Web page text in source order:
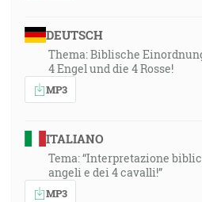
DEUTSCH
Thema: Biblische
4 Engel und die 4 Rosse!
MP3
ITALIANO
Tema: “Interpretazione
angeli e dei 4 cavalli!”
MP3